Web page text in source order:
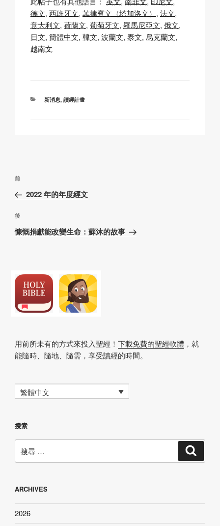
p
y
Li
n
ailc
e
b
at
s
A
a
p
c
德文 西班牙文 菲律賓文（塔加洛文）
法文
意大利文 荷蘭文 葡萄牙文 羅馬尼亞文 俄文
日文 簡體中文 韓文 波蘭文 泰文 烏克蘭文
越南文
分
新消息, 讀經計畫
文
導
覽
上
一
文
章
前
2022 年的年度經文
下
篇
後
慷慨捐獻能改變生命：蘇沐的故事
用前所未有的方式來投入聖經！ 下載免費的聖經軟體 ，就
能隨時、隨地、隨需，享受讀經的時間。
繁體中文
搜索
尋：
ARCHIVES
2026